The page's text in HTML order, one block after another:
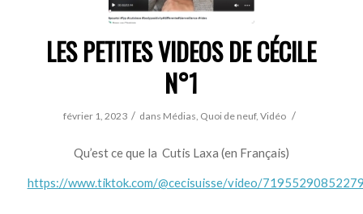
LES PETITES VIDEOS DE CÉCILE
N°1
février 1, 2023 / dans Médias, Quoi de neuf, Vidéo /
Qu’est ce que la Cutis Laxa (en Français)
https://www.tiktok.com/@cecisuisse/video/